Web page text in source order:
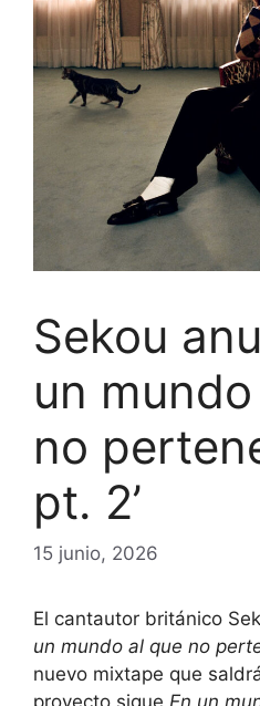
Sekou
un
no
pt. 2’
15 junio, 2026
El cantautor británico
un mundo al que no
nuevo mixtape que
proyecto sigue En un